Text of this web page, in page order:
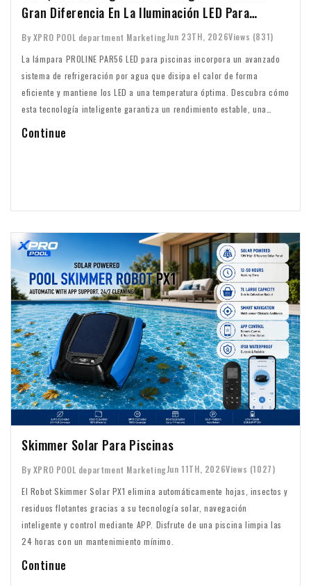
Gran Diferencia En La Iluminación LED Para
Piscinas
By XPRO POOL department MarketingJun 23TH, 2026Views (831)
La lámpara PROLINE PAR56 LED para piscinas incorpora un avanzado
sistema de refrigeración por agua que disipa el calor de forma
eficiente y mantiene los LED a una temperatura óptima. Descubra cómo
esta tecnología inteligente garantiza un rendimiento estable, una
mayor eficiencia y una vida útil de hasta 40.000 horas.
Continue
Skimmer Solar Para Piscinas
By XPRO POOL department MarketingJun 11TH, 2026Views (1027)
El Robot Skimmer Solar PX1 elimina automáticamente hojas, insectos y
residuos flotantes gracias a su tecnología solar, navegación
inteligente y control mediante APP. Disfrute de una piscina limpia las
24 horas con un mantenimiento mínimo.
Continue